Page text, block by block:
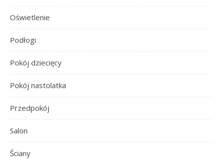
Oświetlenie
Podłogi
Pokój dziecięcy
Pokój nastolatka
Przedpokój
Salon
Ściany